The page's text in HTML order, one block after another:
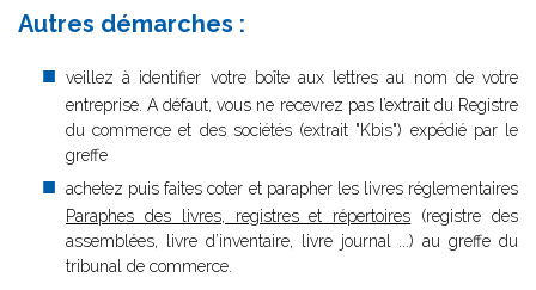
Autres démarches :
veillez à identifier votre boîte aux lettres au nom de votre
entreprise. A défaut, vous ne recevrez pas l’extrait du Registre
du commerce et des sociétés (extrait "Kbis") expédié par le
greffe
achetez puis faites coter et parapher les livres réglementaires
Paraphes des livres, registres et répertoires (registre des
assemblées, livre d’inventaire, livre journal ...) au greffe du
tribunal de commerce.